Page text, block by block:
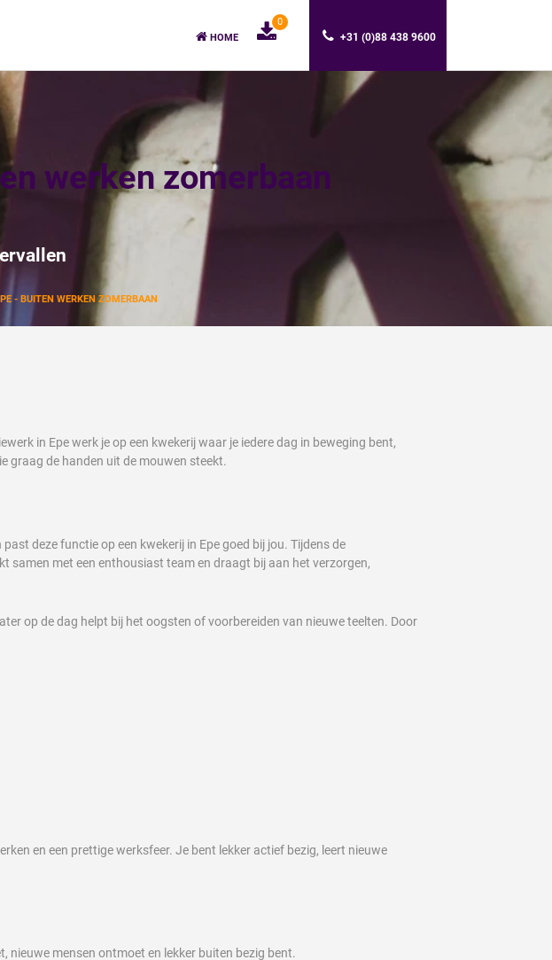
+31 (0)88 438 9600
HOME
0
werken zomerbaan
- BUITEN WERKEN ZOMERBAAN
in Epe werk je op een kwekerij waar je iedere dag in beweging bent,
graag de handen uit de mouwen steekt.
deze functie op een kwekerij in Epe goed bij jou. Tijdens de
samen met een enthousiast team en draagt bij aan het verzorgen,
op de dag helpt bij het oogsten of voorbereiden van nieuwe teelten. Door
en een prettige werksfeer. Je bent lekker actief bezig, leert nieuwe
nieuwe mensen ontmoet en lekker buiten bezig bent.